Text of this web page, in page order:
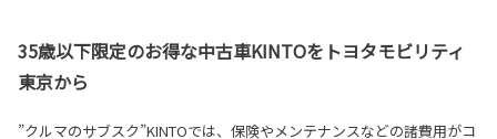
35歳以下限定のお得な中古車KINTOをトヨタモビリティ
東京から
”クルマのサブスク”KINTOでは、保険やメンテナンスなどの諸費用がコ